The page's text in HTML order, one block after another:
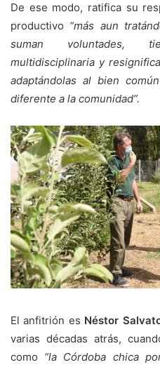
De ese modo, ratifica su
productivo “más aun
suman voluntades,
multidisciplinaria y
adaptándolas al bien
diferente a la comunidad”.
El anfitrión es Néstor
varias décadas atrás,
como “la Córdoba chica